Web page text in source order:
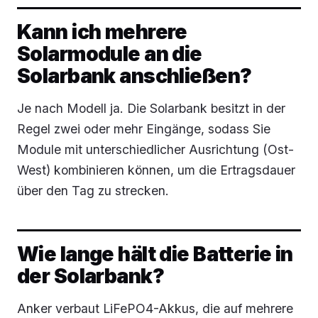
Kann ich mehrere
Solarmodule an die
Solarbank anschließen?
Je nach Modell ja. Die Solarbank besitzt in der
Regel zwei oder mehr Eingänge, sodass Sie
Module mit unterschiedlicher Ausrichtung (Ost-
West) kombinieren können, um die Ertragsdauer
über den Tag zu strecken.
Wie lange hält die Batterie in
der Solarbank?
Anker verbaut LiFePO4-Akkus, die auf mehrere